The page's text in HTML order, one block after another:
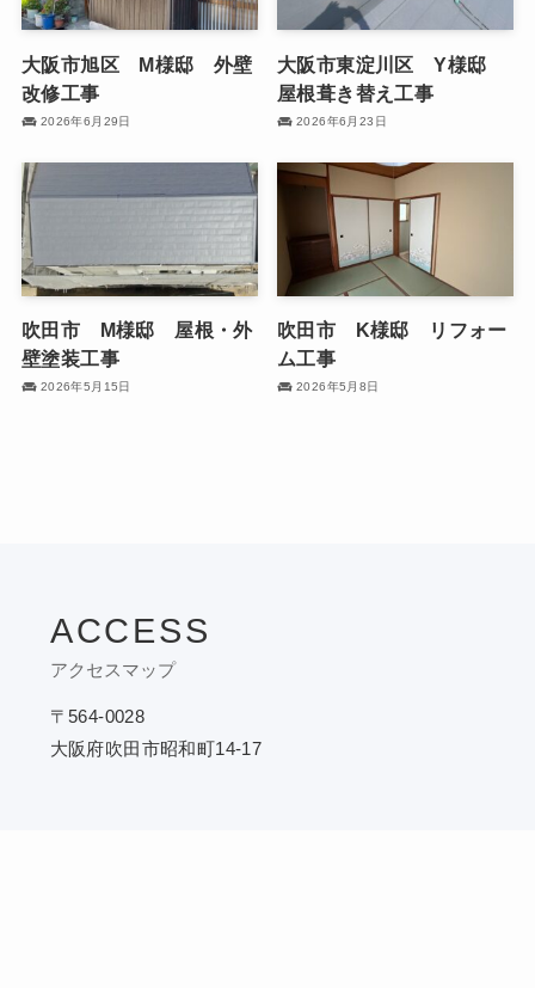
大阪市旭区 M様邸 外壁
改修工事
2026年6月29日
大阪市東淀川区 Y様邸
屋根葺き替え工事
2026年6月23日
吹田市 M様邸 屋根・外
壁塗装工事
2026年5月15日
吹田市 K様邸 リフォー
ム工事
2026年5月8日
ACCESS
アクセスマップ
〒564-0028
大阪府吹田市昭和町14-17